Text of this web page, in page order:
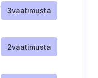
3vaatimusta
2vaatimusta